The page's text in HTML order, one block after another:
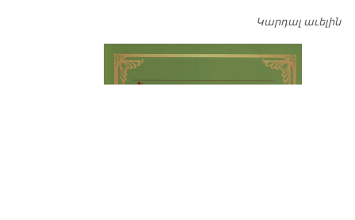
Կարդալ աւելին